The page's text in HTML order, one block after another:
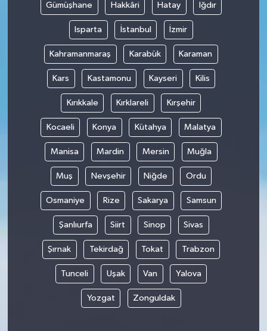
Gümüşhane Hakkâri Hatay Iğdır
Isparta İstanbul İzmir
Kahramanmaraş Karabük Karaman
Kars Kastamonu Kayseri Kilis
Kırıkkale Kırklareli Kırşehir
Kocaeli Konya Kütahya Malatya
Manisa Mardin Mersin Muğla
Muş Nevşehir Niğde Ordu
Osmaniye Rize Sakarya Samsun
Şanlıurfa Siirt Sinop Sivas
Şırnak Tekirdağ Tokat Trabzon
Tunceli Uşak Van Yalova
Yozgat Zonguldak